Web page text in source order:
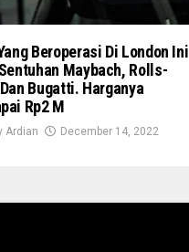
Beroperasi Di London Ini
Maybach, Rolls-
Bugatti. Harganya
Rp2 M
Ardian December 14, 2022